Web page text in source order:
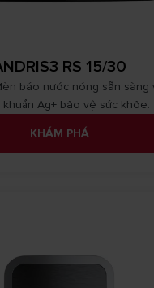
RS 15/30
báo nước nóng sẵn sàng
khuẩn Ag+ bảo vệ sức khỏe.
KHÁM PHÁ